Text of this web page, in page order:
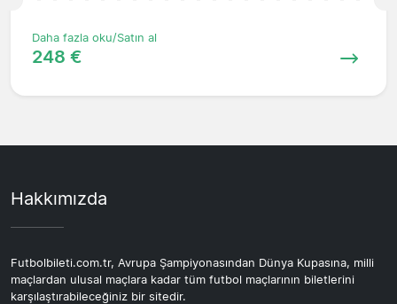
Daha fazla oku/Satın al
248 €
Hakkımızda
Futbolbileti.com.tr, Avrupa Şampiyonasından Dünya Kupasına, milli
maçlardan ulusal maçlara kadar tüm futbol maçlarının biletlerini
karşılaştırabileceğiniz bir sitedir.